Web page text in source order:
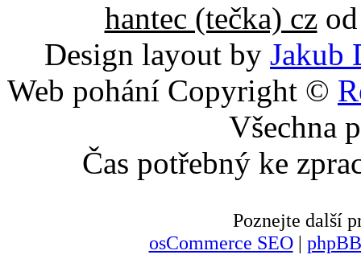
hantec (tečka) czod
Design layout by Jakub
Web pohání Copyright ©
Všechna
Čas potřebný ke
Poznejte další
osCommerce SEO|